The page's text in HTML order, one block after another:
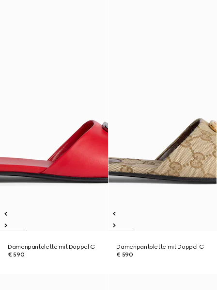
Damenpantolette mit Doppel G
€ 590
Damenpantolette mit Doppel G
€ 590